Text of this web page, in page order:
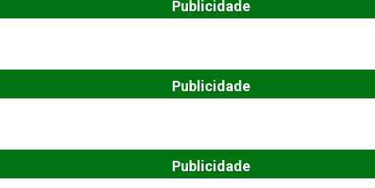
Publicidade
Publicidade
Publicidade